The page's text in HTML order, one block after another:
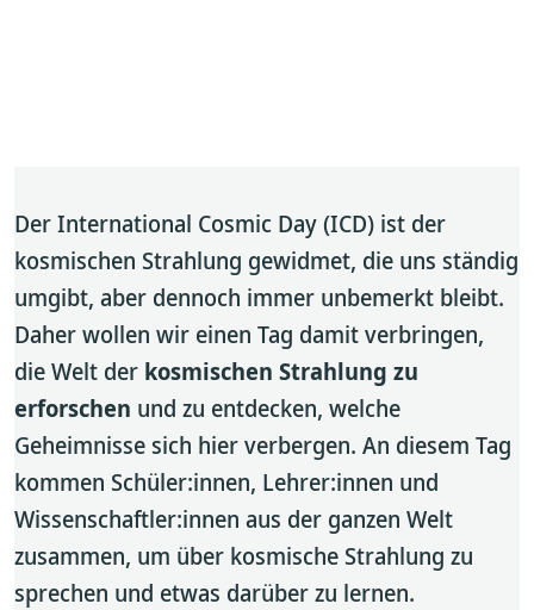
Der International Cosmic Day (ICD) ist der
kosmischen Strahlung gewidmet, die uns ständig
umgibt, aber dennoch immer unbemerkt bleibt.
Daher wollen wir einen Tag damit verbringen,
die Welt der kosmischen Strahlung zu
erforschen und zu entdecken, welche
Geheimnisse sich hier verbergen. An diesem Tag
kommen Schüler:innen, Lehrer:innen und
Wissenschaftler:innen aus der ganzen Welt
zusammen, um über kosmische Strahlung zu
sprechen und etwas darüber zu lernen.